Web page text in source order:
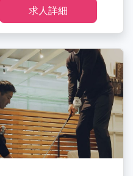
求人詳細